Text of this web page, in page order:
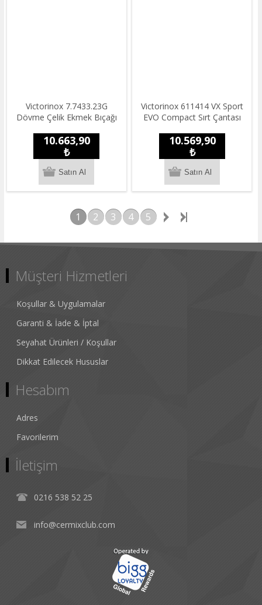
Victorinox 7.7433.23G
Dövme Çelik Ekmek Bıçağı
10.663,90
₺
​Victorinox 611414 VX Sport
EVO Compact Sırt Çantası
10.569,90
₺
1 2 3 4 5
Müşteri Hizmetleri
Koşullar & Uygulamalar
Garanti & İade & İptal
Seyahat Ürünleri / Koşullar
Dikkat Edilecek Hususlar
Hesabım
Adres
Favorilerim
İletişim
0216 538 52 25
info@cermixclub.com